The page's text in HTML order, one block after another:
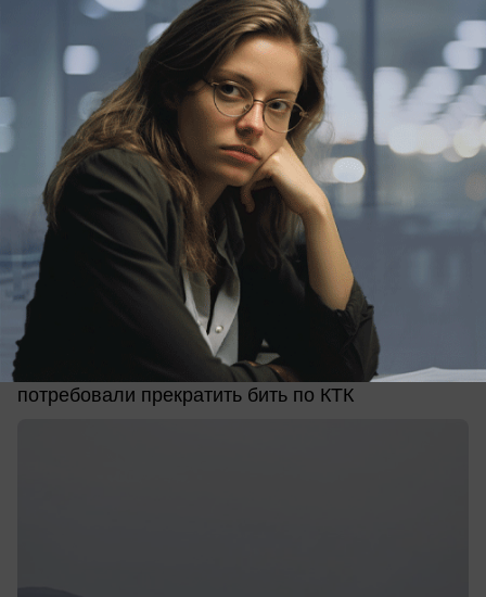
вчера в 16:30
Общество
Украинцам запретили бить по нефтяным
объектам в Чёрном море после атаки на
Новороссийск
На фоне атак по Новороссийску США
потребовали прекратить бить по КТК